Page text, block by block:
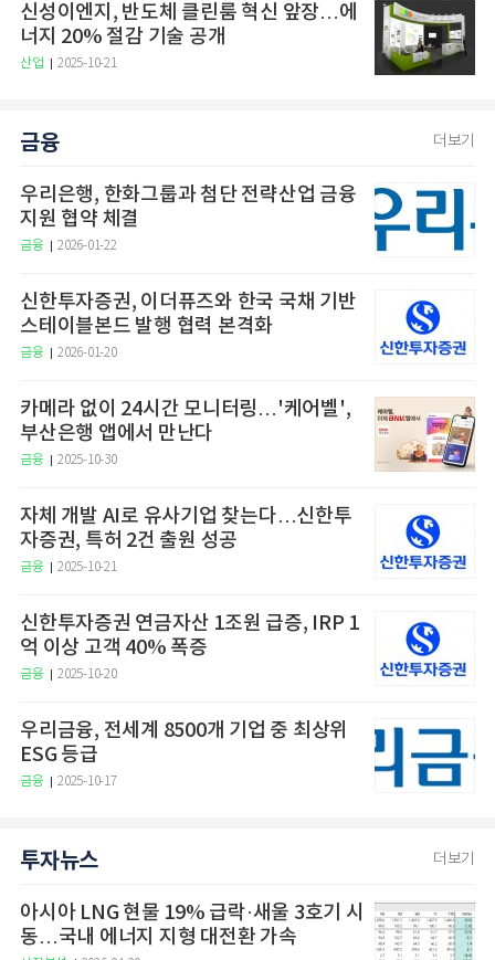
신성이엔지, 반도체 클린룸 혁신 앞장…에
너지 20% 절감 기술 공개
산업 2025-10-21
금융 더보기
우리은행, 한화그룹과 첨단 전략산업 금융
지원 협약 체결
금융 2026-01-22
신한투자증권, 이더퓨즈와 한국 국채 기반
스테이블본드 발행 협력 본격화
금융 2026-01-20
카메라 없이 24시간 모니터링…'케어벨',
부산은행 앱에서 만난다
금융 2025-10-30
자체 개발 AI로 유사기업 찾는다…신한투
자증권, 특허 2건 출원 성공
금융 2025-10-21
신한투자증권 연금자산 1조원 급증, IRP 1
억 이상 고객 40% 폭증
금융 2025-10-20
우리금융, 전세계 8500개 기업 중 최상위
ESG 등급
금융 2025-10-17
투자뉴스 더보기
아시아 LNG 현물 19% 급락·새울 3호기 시
동…국내 에너지 지형 대전환 가속